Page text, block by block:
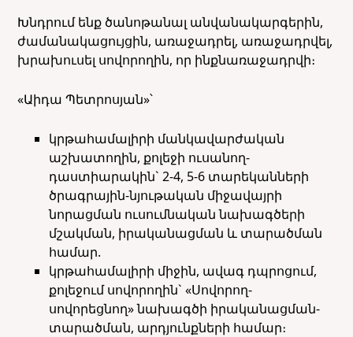
Խնդրում ենք ծանոթանալ անվանակարգերին,
ժամանակացույցին, առաջադրել, առաջադրվել,
խրախուսել սովորողին, որ ինքնառաջադրվի։
«Աիդա Պետրոսյան»՝
կրթահամալիրի մանկավարժական
աշխատողին, քոլեջի ուսանող-
դաստիարակին` 2-4, 5-6 տարեկանների
ծրագրային-նյութական միջավայրի
նորացման ուսումնական նախագծերի
մշակման, իրականացման և տարածման
համար.
կրթահամալիրի միջին, ավագ դպրոցում,
քոլեջում սովորողին` «Սովորող-
սովորեցնող» նախագծի իրականացման-
տարածման, արդյունքների համար։